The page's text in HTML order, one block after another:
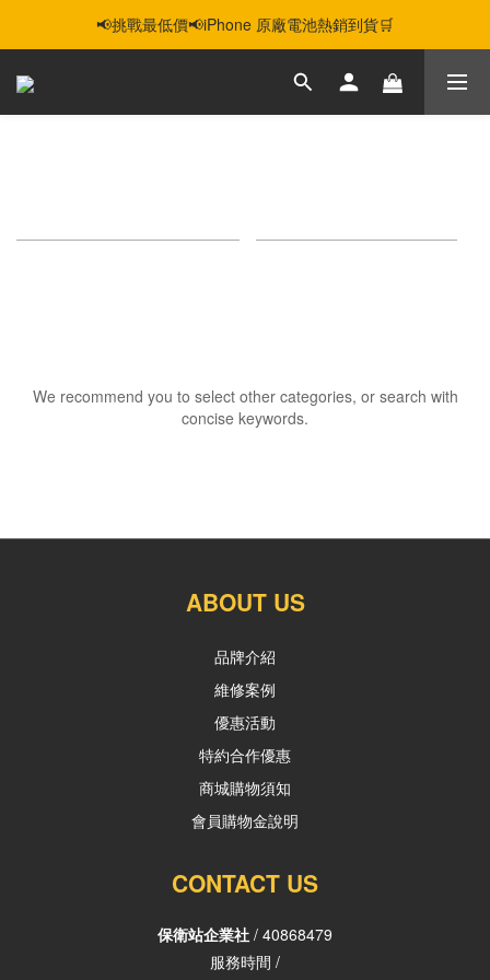
智慧購機，輕鬆省❣️二手機📱線上商城❣️
📢挑戰最低價📢iPhone 原廠電池熱銷到貨🛒
智慧購機，輕鬆省❣️二手機📱線上商城❣️
We recommend you to select other categories, or search with
concise keywords.
ABOUT US
品牌介紹
維修案例
優惠活動
特約合作優惠
商城購物須知
會員購物金說明
CONTACT US
保衛站企業社 / 40868479
服務時間 /